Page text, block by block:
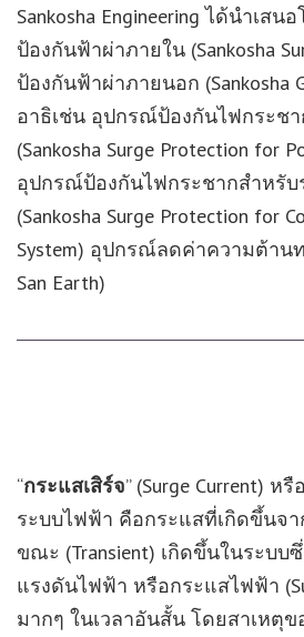
Sankosha Engineering ได้นำเส
ป้องกันฟ้าผ่าภายใน (Sankosha
ป้องกันฟ้าผ่าภายนอก (Sankosha
อาธิเช่น อุปกรณ์ป้องกันไฟกระช
(Sankosha Surge Protection for
อุปกรณ์ป้องกันไฟกระชากสำหรับ
(Sankosha Surge Protection for
System) อุปกรณ์ลดค่าความต้านท
San Earth)
“กระแสเสิร์จ” (Surge Current) หรื
ระบบไฟฟ้า คือกระแสที่เกิดขึ้นจ
ขณะ (Transient) เกิดขึ้นในระบบ
แรงดันไฟฟ้า หรือกระแสไฟฟ้า
มากๆ ในเวลาอันสั้น โดยสาเหตุข